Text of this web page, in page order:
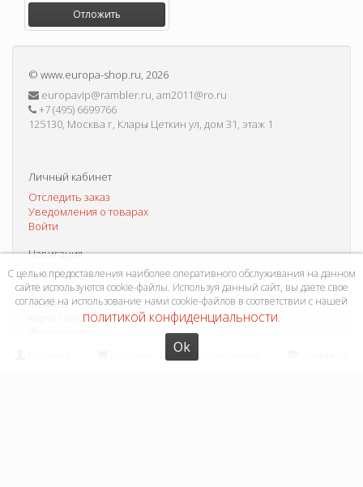
Отложить
© www.europa-shop.ru, 2026
europavip@rambler.ru, am2011@ro.ru
+7 (495) 6699766
125130, Москва г, Клары Цеткин ул, дом 31, этаж 1
Личный кабинет
Отследить заказ
Уведомления о товарах
Войти
Навигация
Прайс-лист
Новости
Отзывы
Карта сайта
С целью предоставления наиболее оперативного обслуживания на данном
сайте используются cookie-файлы. Используя данный сайт, вы даете свое
согласие на использование нами cookie-файлов в соответствии с нашей
политикой конфиденциальности.
Ok